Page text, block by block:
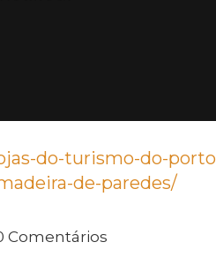
do-turismo-do-
de-paredes/
Comentários